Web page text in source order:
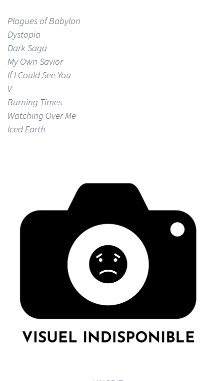
Plagues of Babylon
Dystopia
Dark Saga
My Own Savior
If I Could See You
V
Burning Times
Watching Over Me
Iced Earth